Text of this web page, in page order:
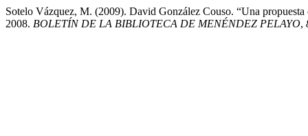
Sotelo Vázquez, M. (2009). David González Couso. “Una
2008. BOLETÍN DE LA BIBLIOTECA DE MENÉNDEZ PELAYO,